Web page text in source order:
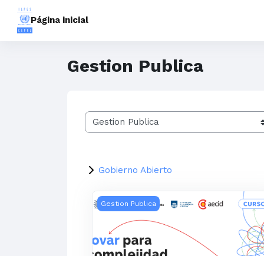
Ir para o conteúdo principal
Página inicial
Gestion Publica
Categorias de Cursos
Gobierno Abierto
Innovar para la complejidad:
Gestion Publica